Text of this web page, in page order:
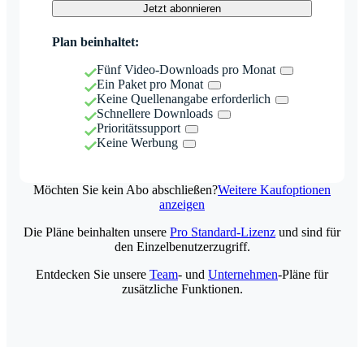
Jetzt abonnieren
Plan beinhaltet:
Fünf Video-Downloads pro Monat
Ein Paket pro Monat
Keine Quellenangabe erforderlich
Schnellere Downloads
Prioritätssupport
Keine Werbung
Möchten Sie kein Abo abschließen?Weitere Kaufoptionen
anzeigen
Die Pläne beinhalten unsere Pro Standard-Lizenz und sind für
den Einzelbenutzerzugriff.
Entdecken Sie unsere Team- und Unternehmen-Pläne für
zusätzliche Funktionen.